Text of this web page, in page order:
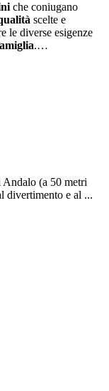
che coniugano
scelte e
le diverse esigenze
.…
(a 50 metri
divertimento e al ...